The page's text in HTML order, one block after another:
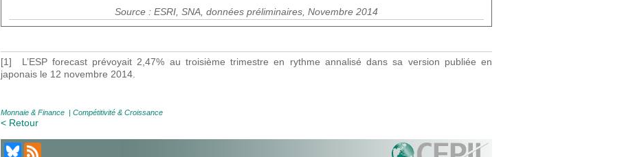
Source : ESRI, SNA, données préliminaires, Novembre 2014
[1] L’ESP forecast prévoyait 2,47% au troisième trimestre en rythme annalisé dans sa version publiée en
japonais le 12 novembre 2014.
Monnaie & Finance Compétitivité & Croissance
< Retour